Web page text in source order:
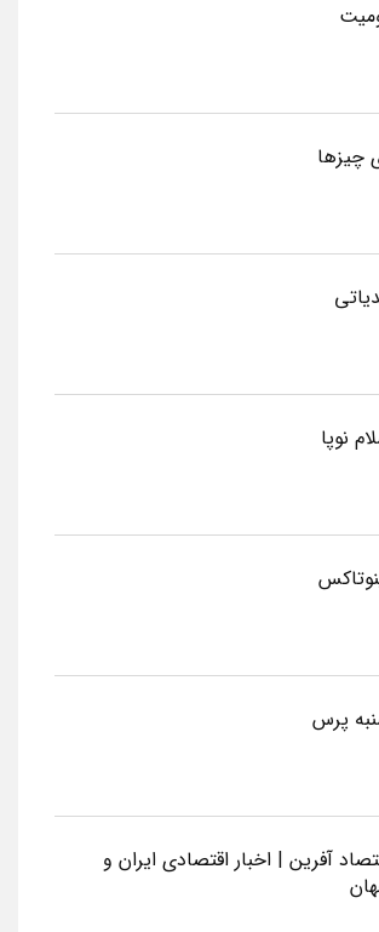
چیزها
نوپا
پرس
آفرین | اخبار اقتصادی ایران و